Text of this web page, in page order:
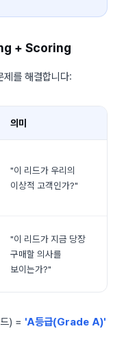
+ Scoring
제를 해결합니다:
의미
"이 리드가 우리의
이상적 고객인가?"
"이 리드가 지금 당장
구매할 의사를
보이는가?"
) = 'A등급(Grade A)'